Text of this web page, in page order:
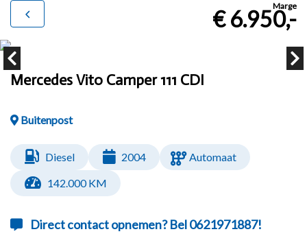
Marge
€ 6.950,-
Mercedes Vito Camper 111 CDI
Buitenpost
Diesel 2004
Automaat
142.000 KM
Direct contact opnemen? Bel 0621971887!